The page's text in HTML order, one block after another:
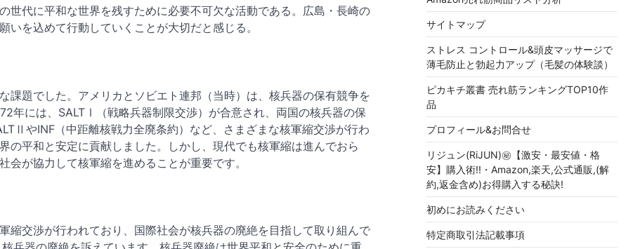
世代に平和な世界を残すために必要不可欠な活動である。広島・長崎の
を込めて行動していくことが大切だと感じる。
課題でした。アメリカとソビエト連邦（当時）は、核兵器の保有競争を
年には、SALTⅠ（戦略兵器制限交渉）が合意され、両国の核兵器の保
やINF（中距離核戦力全廃条約）など、さまざまな核軍縮交渉が行わ
の平和と安定に貢献しました。しかし、現代でも核軍縮は進んでおら
が協力して核軍縮を進めることが重要です。
縮交渉が行われており、国際社会が核兵器の廃絶を目指して取り組んで
サイトマップ
ストレス コントロール&頭皮マッサージで
薄毛防止と勃起力アップ（毛髪の体験談）
ピカキチ叢書 売れ筋ランキングTOP10作
品
プロフィール&お問合せ
リジュン(RiJUN)㊙【激安・最安値・格
安】購入術!!・Amazon,楽天,公式通販,(解
約,返金含め)お得購入する秘訣!
初めにお読みください
特定商取引法記載事項